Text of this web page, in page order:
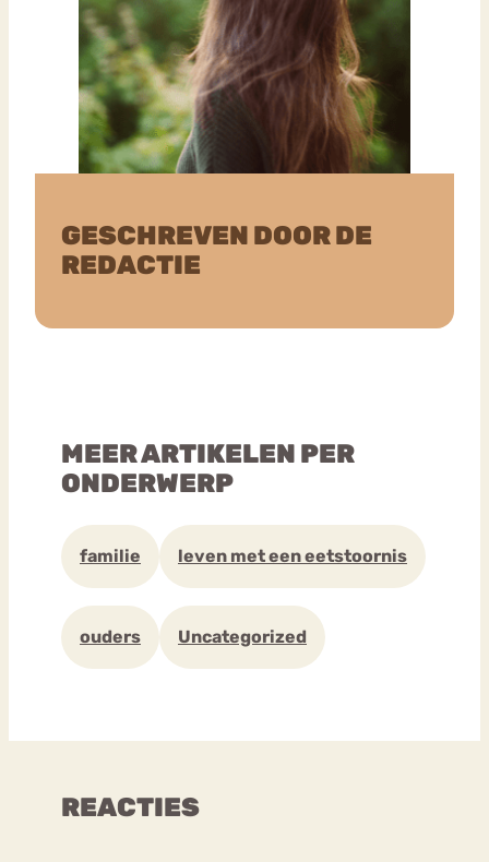
GESCHREVEN DOOR DE
REDACTIE
MEER ARTIKELEN PER
ONDERWERP
familie leven met een eetstoornis
ouders Uncategorized
REACTIES